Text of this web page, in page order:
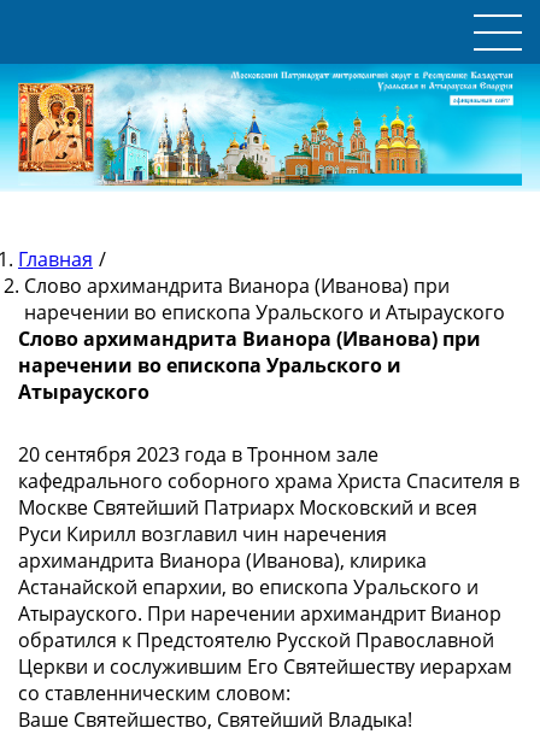
Главная /
Слово архимандрита Вианора (Иванова) при
наречении во епископа Уральского и Атырауского
Слово архимандрита Вианора (Иванова) при
наречении во епископа Уральского и
Атырауского
20 сентября 2023 года в Тронном зале
кафедрального соборного храма Христа Спасителя в
Москве Святейший Патриарх Московский и всея
Руси Кирилл возглавил чин наречения
архимандрита Вианора (Иванова), клирика
Астанайской епархии, во епископа Уральского и
Атырауского. При наречении архимандрит Вианор
обратился к Предстоятелю Русской Православной
Церкви и сослужившим Его Святейшеству иерархам
со ставленническим словом:
Ваше Святейшество, Святейший Владыка!